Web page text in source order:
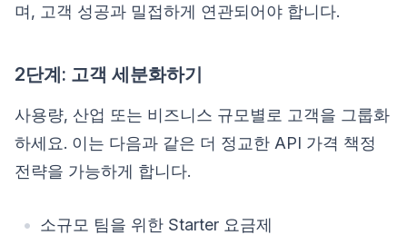
며, 고객 성공과 밀접하게 연관되어야 합니다.
2단계: 고객 세분화하기
사용량, 산업 또는 비즈니스 규모별로 고객을 그룹화
하세요. 이는 다음과 같은 더 정교한 API 가격 책정
전략을 가능하게 합니다.
소규모 팀을 위한 Starter 요금제